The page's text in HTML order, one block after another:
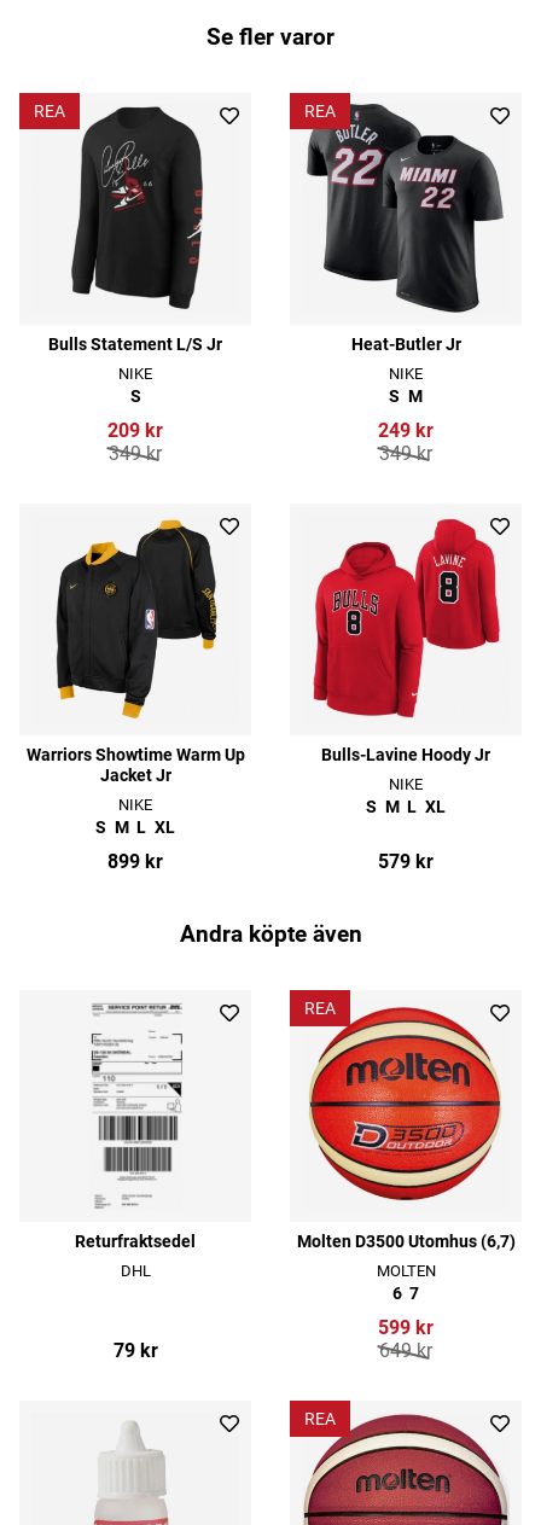
Se fler varor
REA
Bulls Statement L/S Jr
NIKE
S
209 kr
349 kr
REA
Heat-Butler Jr
NIKE
S M
249 kr
349 kr
Warriors Showtime Warm Up
Jacket Jr
NIKE
S M L XL
899 kr
Bulls-Lavine Hoody Jr
NIKE
S M L XL
579 kr
Andra köpte även
Returfraktsedel
DHL
79 kr
REA
Molten D3500 Utomhus (6,7)
MOLTEN
6 7
599 kr
649 kr
REA